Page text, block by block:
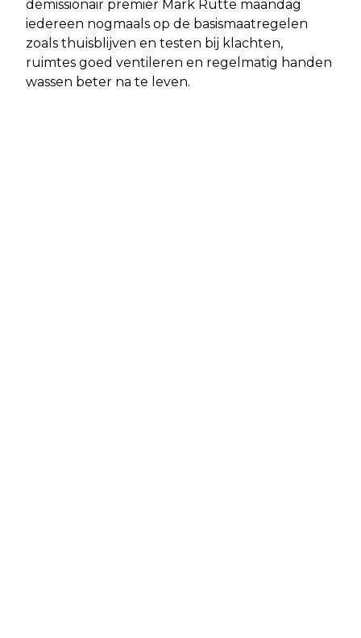
demissionair premier Mark Rutte maandag
iedereen nogmaals op de basismaatregelen
zoals thuisblijven en testen bij klachten,
ruimtes goed ventileren en regelmatig handen
wassen beter na te leven.